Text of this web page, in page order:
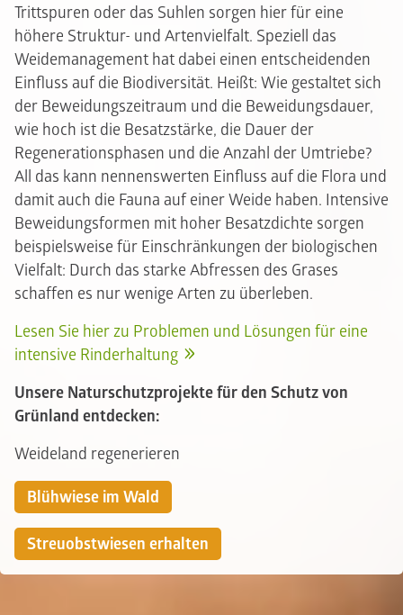
Trittspuren oder das Suhlen sorgen hier für eine
höhere Struktur- und Artenvielfalt. Speziell das
Weidemanagement hat dabei einen entscheidenden
Einfluss auf die Biodiversität. Heißt: Wie gestaltet sich
der Beweidungszeitraum und die Beweidungsdauer,
wie hoch ist die Besatzstärke, die Dauer der
Regenerationsphasen und die Anzahl der Umtriebe?
All das kann nennenswerten Einfluss auf die Flora und
damit auch die Fauna auf einer Weide haben. Intensive
Beweidungsformen mit hoher Besatzdichte sorgen
beispielsweise für Einschränkungen der biologischen
Vielfalt: Durch das starke Abfressen des Grases
schaffen es nur wenige Arten zu überleben.
Lesen Sie hier zu Problemen und Lösungen für eine
intensive Rinderhaltung
Unsere Naturschutzprojekte für den Schutz von
Grünland entdecken:
Weideland regenerieren
Blühwiese im Wald
Streuobstwiesen erhalten